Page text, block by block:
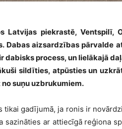
Latvijas piekrastē, Ventspilī,
Dabas aizsardzības pārvalde
dabisks process, un lielākajā
sildīties, atpūsties un
suņu uzbrukumiem.
tikai gadījumā, ja ronis ir
sazināties ar attiecīgā reģiona